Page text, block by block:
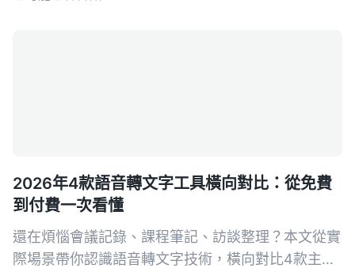
2026年4款語音轉文字工具橫向對比：從免費
到付費一次看懂
還在煩惱會議記錄、課程筆記、訪談整理？本文從實
際場景帶你認識語音轉文字技術，橫向對比4款主流